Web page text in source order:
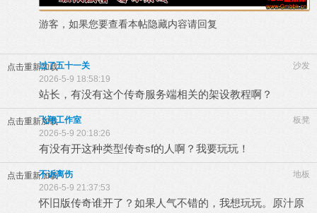
游客，如果您要查看本帖隐藏内容请回复
点击重新加载 沙发
过了五十一关
2026-5-9 18:58:19
站长，有没有这个传奇服务端相关的架设教程啊？
点击重新加载 板凳
飞翔工作室
2026-5-9 20:18:26
有没有开这种类型传奇sf的人啊？我要玩玩！
点击重新加载 地板
不诉离伤
2026-5-9 21:37:53
怀旧版传奇谁开了？如果人气不错的，我想玩玩。原汁原